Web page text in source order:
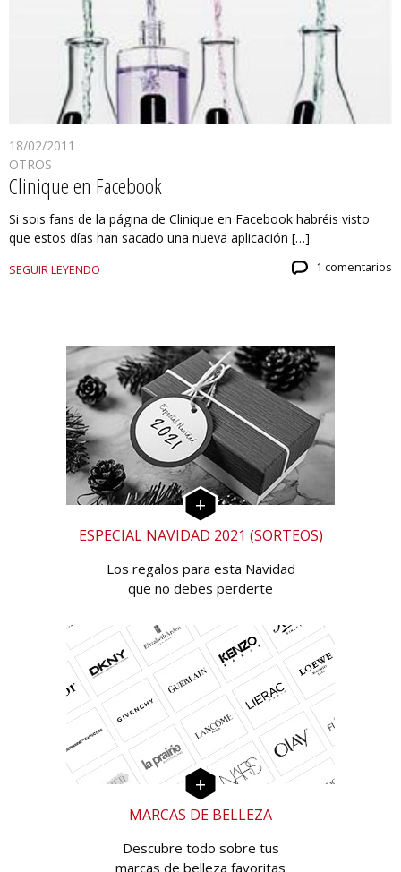
18/02/2011
OTROS
Clinique en Facebook
Si sois fans de la página de Clinique en Facebook habréis visto
que estos días han sacado una nueva aplicación […]
SEGUIR LEYENDO 1 comentarios
ESPECIAL NAVIDAD 2021 (SORTEOS)
Los regalos para esta Navidad
que no debes perderte
MARCAS DE BELLEZA
Descubre todo sobre tus
marcas de belleza favoritas